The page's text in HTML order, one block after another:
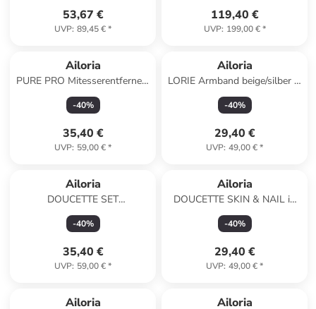
53,67 €
UVP: 89,45 €*
119,40 €
UVP: 199,00 €*
Ailoria
PURE PRO Mitesserentferner-
& Augenbrauen-Set in
roségold
-40%
35,40 €
UVP: 59,00 €*
Ailoria
LORIE Armband beige/silber in
silber
-40%
29,40 €
UVP: 49,00 €*
Ailoria
DOUCETTE SET
Hornhautentferner Set in lila
-40%
35,40 €
UVP: 59,00 €*
Ailoria
DOUCETTE SKIN & NAIL in
lila
-40%
29,40 €
UVP: 49,00 €*
Ailoria Ailoria